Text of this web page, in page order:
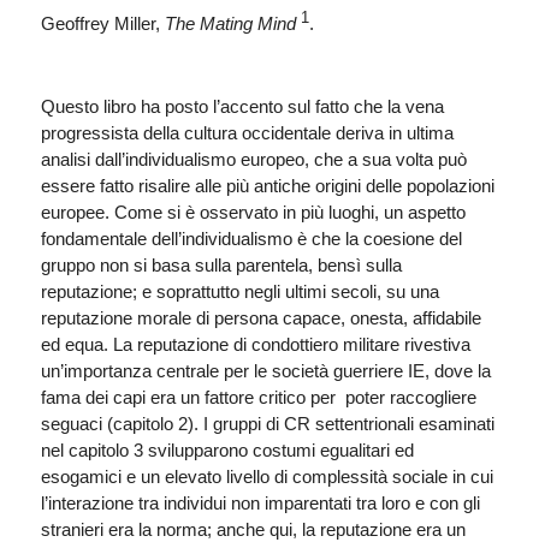
Geoffrey Miller, The Mating Mind 1.
Questo libro ha posto l’accento sul fatto che la vena
progressista della cultura occidentale deriva in ultima
analisi dall’individualismo europeo, che a sua volta può
essere fatto risalire alle più antiche origini delle popolazioni
europee. Come si è osservato in più luoghi, un aspetto
fondamentale dell’individualismo è che la coesione del
gruppo non si basa sulla parentela, bensì sulla
reputazione; e soprattutto negli ultimi secoli, su una
reputazione morale di persona capace, onesta, affidabile
ed equa. La reputazione di condottiero militare rivestiva
un’importanza centrale per le società guerriere IE, dove la
fama dei capi era un fattore critico per poter raccogliere
seguaci (capitolo 2). I gruppi di CR settentrionali esaminati
nel capitolo 3 svilupparono costumi egualitari ed
esogamici e un elevato livello di complessità sociale in cui
l’interazione tra individui non imparentati tra loro e con gli
stranieri era la norma; anche qui, la reputazione era un